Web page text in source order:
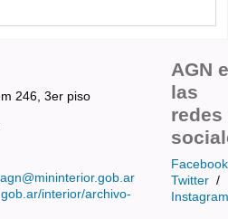
246, 3er piso
interior/archivo-
AGN
las
redes
Facebook
Twitter /
Instagram